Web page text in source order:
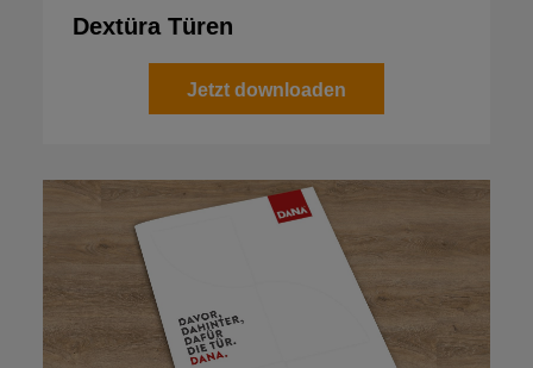
Dextüra Türen
Jetzt downloaden